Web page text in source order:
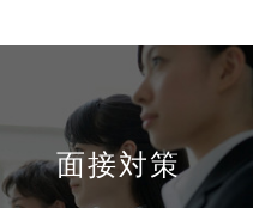
面接対策